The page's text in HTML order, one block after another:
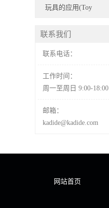
TPE/TPR materials
medical devices)
(Application of sports
玩具的应用(Toy
application)
联系我们
联系电话：
工作时间：
周一至周日 9:00-18:00
邮箱：
kadide@kadide.com
网站首页